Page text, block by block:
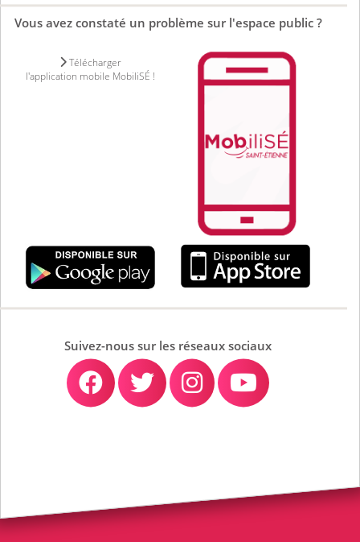
Vous avez constaté un problème sur l'espace public ?
Télécharger
l'application mobile MobiliSÉ !
Suivez-nous sur les réseaux sociaux